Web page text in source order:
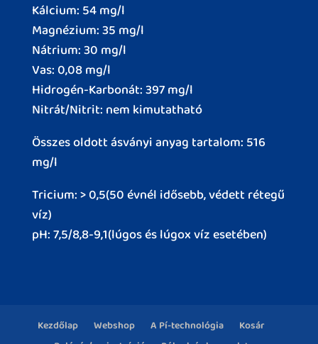
Kálcium: 54 mg/l
Magnézium: 35 mg/l
Nátrium: 30 mg/l
Vas: 0,08 mg/l
Hidrogén-Karbonát: 397 mg/l
Nitrát/Nitrit: nem kimutatható
Összes oldott ásványi anyag tartalom: 516
mg/l
Tricium: > 0,5(50 évnél idősebb, védett rétegű
víz)
pH: 7,5/8,8-9,1(lúgos és lúgox víz esetében)
Kezdőlap Webshop A Pí-technológia
Kosár